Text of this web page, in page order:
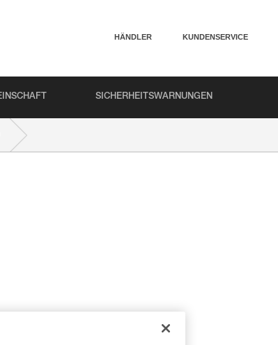
HÄNDLER KUNDENSERVICE
SICHERHEITSWARNUNGEN